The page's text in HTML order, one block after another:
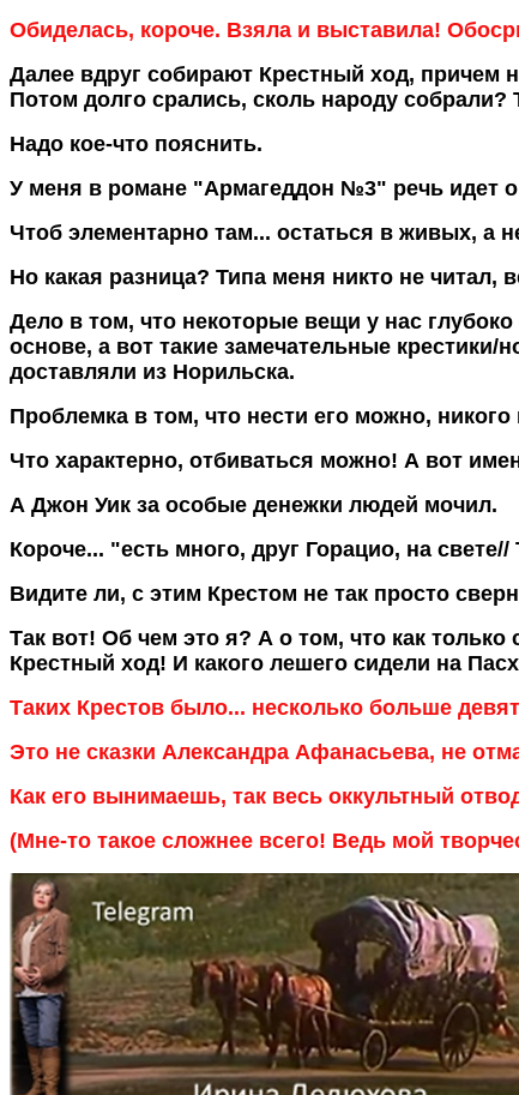
Обиделась, короче. Взяла и выставила!
Далее вдруг собирают Крестный ход, причем
Потом долго срались, сколь народу собрали?
Надо кое-что пояснить.
У меня в романе "Армагеддон №3" речь идет о
Чтоб элементарно там... остаться в живых, а
Но какая разница? Типа меня никто не читал,
Дело в том, что некоторые вещи у нас
основе, а вот такие замечательные
доставляли из Норильска.
Проблемка в том, что нести его можно,
Что характерно, отбиваться можно! А вот
А Джон Уик за особые денежки людей мочил.
Короче... "есть много, друг Горацио, на
Видите ли, с этим Крестом не так просто
Так вот! Об чем это я? А о том, что как
Крестный ход! И какого лешего сидели на
Таких Крестов было... несколько больше
Это не сказки Александра Афанасьева, не
Как его вынимаешь, так весь оккультный
(Мне-то такое сложнее всего! Ведь мой